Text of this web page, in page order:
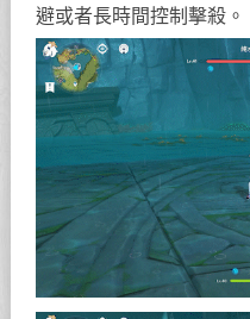
避或者長時間控制擊殺。